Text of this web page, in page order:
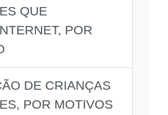
QUE
POR
DE CRIANÇAS
POR MOTIVOS